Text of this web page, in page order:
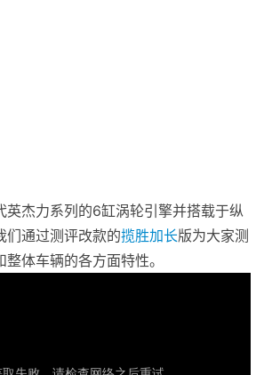
英杰力系列的6缸涡轮引擎并搭载于纵
们通过测评改款的揽胜加长版为大家测
体车辆的各方面特性。